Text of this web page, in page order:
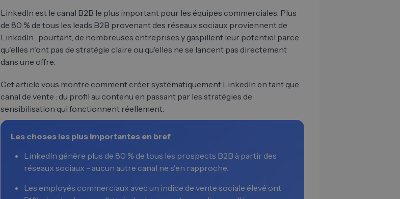
LinkedIn est le canal B2B le plus important pour les équipes commerciales. Plus
de 80 % de tous les leads B2B provenant des réseaux sociaux proviennent de
LinkedIn ; pourtant, de nombreuses entreprises y gaspillent leur potentiel parce
qu'elles n'ont pas de stratégie claire ou qu'elles ne se lancent pas directement
dans une offre.
Cet article vous montre comment créer systématiquement LinkedIn en tant que
canal de vente : du profil au contenu en passant par les stratégies de
sensibilisation qui fonctionnent réellement.
Les choses les plus importantes en bref
LinkedIn génère plus de 80 % de tous les prospects B2B à partir des
réseaux sociaux - aucun autre canal ne s'en rapproche.
Les employés commerciaux avec un indice de vente sociale élevé ont